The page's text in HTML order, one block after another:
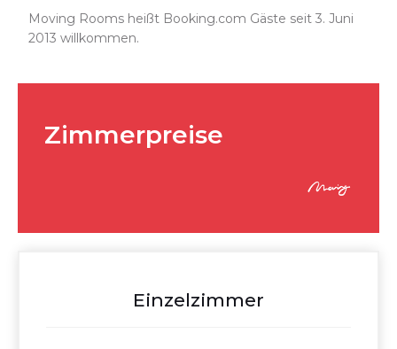
Moving Rooms heißt Booking.com Gäste seit 3. Juni
2013 willkommen.
Zimmerpreise
Einzelzimmer